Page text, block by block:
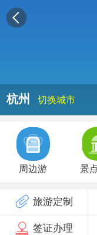
杭州 切换城市
周边游 景
旅游定制
签证办理